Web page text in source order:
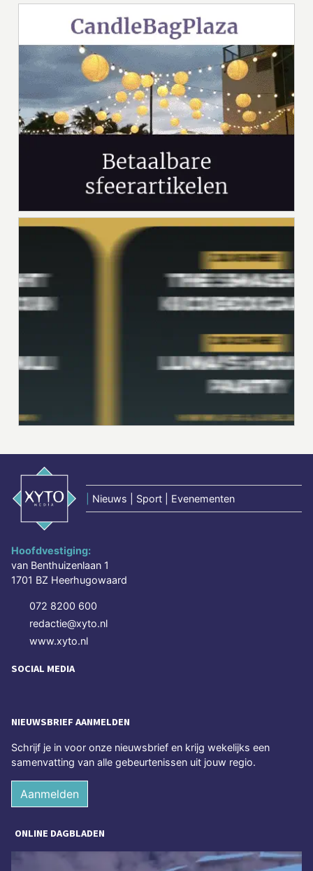
Nieuws | Sport | Evenementen
Hoofdvestiging:
van Benthuizenlaan 1
1701 BZ Heerhugowaard
072 8200 600
redactie@xyto.nl
www.xyto.nl
SOCIAL MEDIA
NIEUWSBRIEF AANMELDEN
Schrijf je in voor onze nieuwsbrief en krijg wekelijks een
samenvatting van alle gebeurtenissen uit jouw regio.
Aanmelden
ONLINE DAGBLADEN